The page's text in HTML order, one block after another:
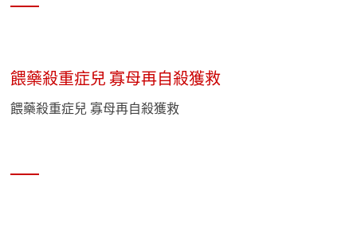
餵藥殺重症兒 寡母再自殺獲救
餵藥殺重症兒 寡母再自殺獲救